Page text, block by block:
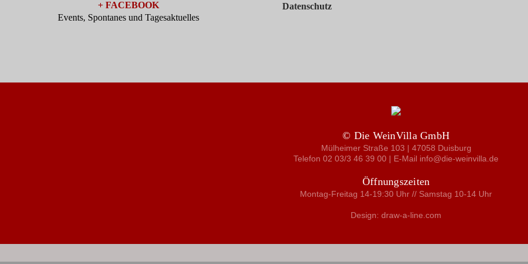
+ FACEBOOK
Events, Spontanes und Tagesaktuelles
Datenschutz
© Die WeinVilla GmbH
Mülheimer Straße 103 | 47058 Duisburg
Telefon 02 03/3 46 39 00 | E-Mail info@die-weinvilla.de
Öffnungszeiten
Montag-Freitag 14-19:30 Uhr // Samstag 10-14 Uhr
Design: draw-a-line.com